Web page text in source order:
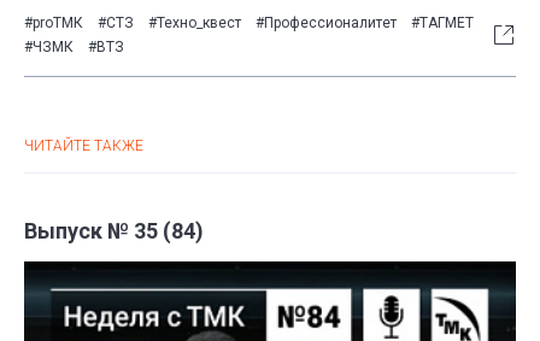
#proТМК #СТЗ #Техно_квест #Профессионалитет
#ТАГМЕТ
#ЧЗМК
#ВТЗ
ЧИТАЙТЕ ТАКЖЕ
Выпуск № 35 (84)